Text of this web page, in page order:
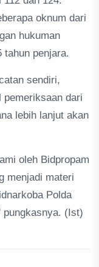
oknum dari
hukuman
tahun penjara.
sendiri,
pemeriksaan dari
lebih lanjut akan
oleh Bidpropam
menjadi materi
Polda
pungkasnya. (Ist)